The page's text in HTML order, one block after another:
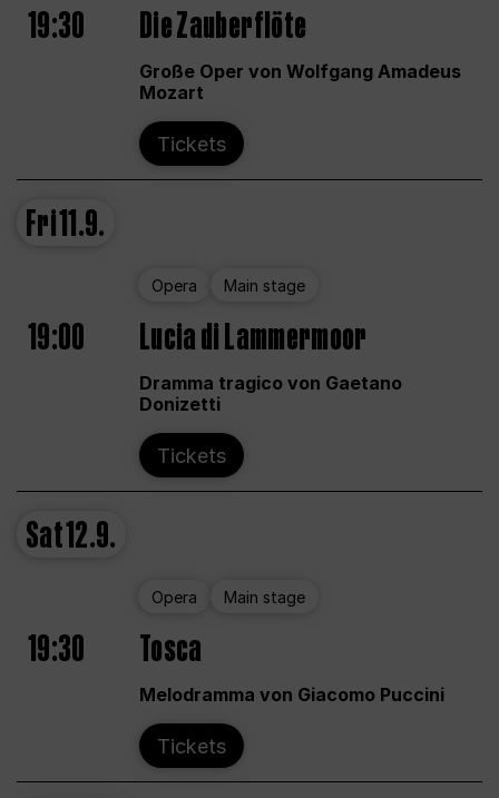
19:30 Die Zauberflöte
Große Oper von Wolfgang Amadeus
Mozart
Tickets
Fri11.9.
Opera Main stage
19:00 Lucia di Lammermoor
Dramma tragico von Gaetano
Donizetti
Tickets
Sat12.9.
Opera Main stage
19:30 Tosca
Melodramma von Giacomo Puccini
Tickets